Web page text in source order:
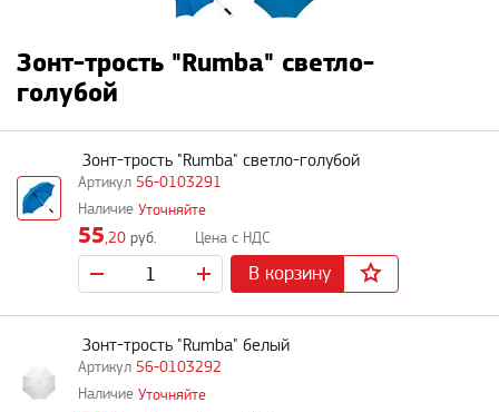
Зонт-трость "Rumba" светло-
голубой
56-0103291
Зонт-трость "Rumba" светло-голубой
Уточняйте
55,20 руб.
В корзину
56-0103292
Зонт-трость "Rumba" белый
Уточняйте